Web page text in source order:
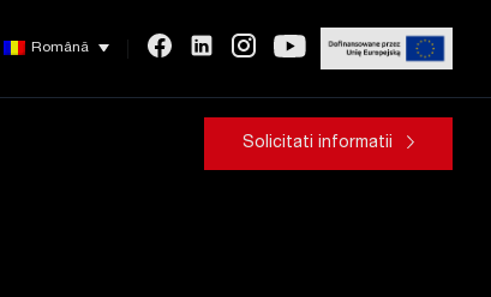
Română
Solicitati informatii